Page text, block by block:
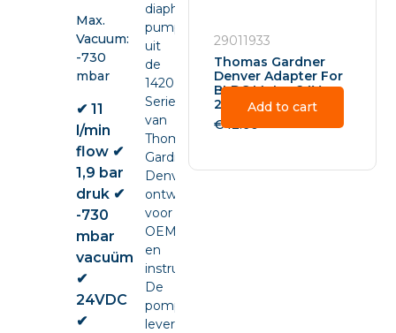
Max.
Vacuum:
-730
mbar
✔ 11
l/min
flow ✔
1,9 bar
druk ✔
-730
mbar
vacuüm
✔
24VDC
✔
diaphragm
pump
uit
de
1420
Series
van
Thomas
Gardner
Denver,
ontwikkeld
voor
OEM-
en
instrumentintegratie.
De
pomp
levert
29011933
Thomas Gardner
Denver Adapter For
BLDC Motor 24V –
29011933
€42.60
Add to cart